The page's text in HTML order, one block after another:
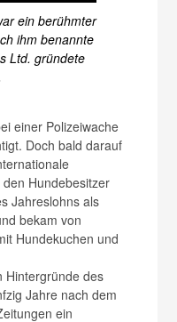
ein berühmter
ihm benannte
Ltd. gründete
einer Polizeiwache
Doch bald darauf
Hundebesitzer
Jahreslohns als
bekam von
Hundekuchen und
Hintergründe des
Jahre nach dem
ein